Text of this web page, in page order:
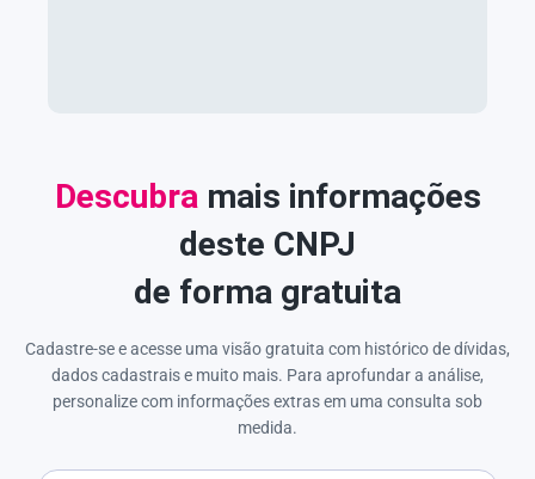
Descubra mais informações
deste CNPJ
de forma gratuita
Cadastre-se e acesse uma visão gratuita com histórico de dívidas,
dados cadastrais e muito mais. Para aprofundar a análise,
personalize com informações extras em uma consulta sob
medida.